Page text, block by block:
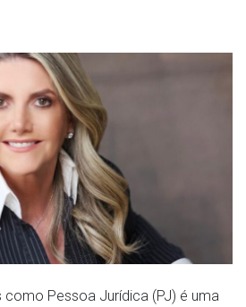
Pessoa Jurídica (PJ) é uma